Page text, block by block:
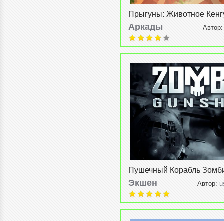
Прыгуны: Животное
Jump: Animal Jam
Аркады
08-2015, 21:26
Пушечный Корабль
Gunship) v1.14.4
Экшен Автор:
2015, 22:04